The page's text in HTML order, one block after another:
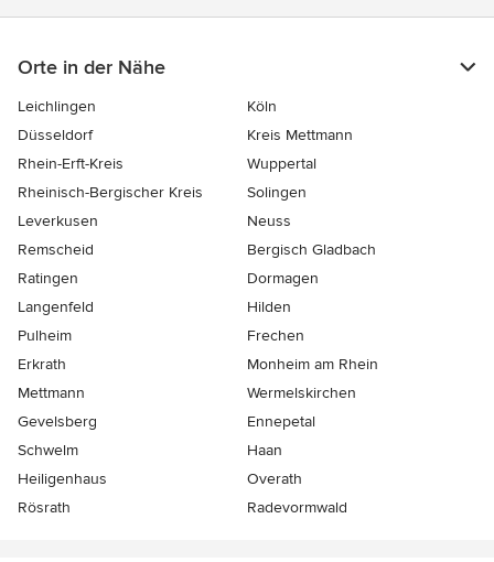
Orte in der Nähe
Leichlingen
Köln
Düsseldorf
Kreis Mettmann
Rhein-Erft-Kreis
Wuppertal
Rheinisch-Bergischer Kreis
Solingen
Leverkusen
Neuss
Remscheid
Bergisch Gladbach
Ratingen
Dormagen
Langenfeld
Hilden
Pulheim
Frechen
Erkrath
Monheim am Rhein
Mettmann
Wermelskirchen
Gevelsberg
Ennepetal
Schwelm
Haan
Heiligenhaus
Overath
Rösrath
Radevormwald